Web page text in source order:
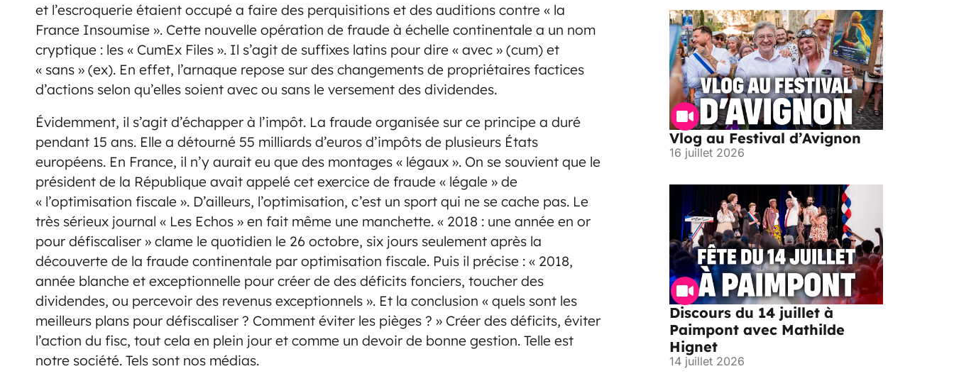
et l’escroquerie étaient occupé a faire des perquisitions et des auditions contre « la
France Insoumise ». Cette nouvelle opération de fraude à échelle continentale a un nom
cryptique : les « CumEx Files ». Il s’agit de suffixes latins pour dire « avec » (cum) et
« sans » (ex). En effet, l’arnaque repose sur des changements de propriétaires factices
d’actions selon qu’elles soient avec ou sans le versement des dividendes.
Évidemment, il s’agit d’échapper à l’impôt. La fraude organisée sur ce principe a duré
pendant 15 ans. Elle a détourné 55 milliards d’euros d’impôts de plusieurs États
européens. En France, il n’y aurait eu que des montages « légaux ». On se souvient que le
président de la République avait appelé cet exercice de fraude « légale » de
« l’optimisation fiscale ». D’ailleurs, l’optimisation, c’est un sport qui ne se cache pas. Le
très sérieux journal « Les Echos » en fait même une manchette. « 2018 : une année en or
pour défiscaliser » clame le quotidien le 26 octobre, six jours seulement après la
découverte de la fraude continentale par optimisation fiscale. Puis il précise : « 2018,
année blanche et exceptionnelle pour créer de des déficits fonciers, toucher des
dividendes, ou percevoir des revenus exceptionnels ». Et la conclusion « quels sont les
meilleurs plans pour défiscaliser ? Comment éviter les pièges ? » Créer des déficits, éviter
l’action du fisc, tout cela en plein jour et comme un devoir de bonne gestion. Telle est
notre société. Tels sont nos médias.
Vlog au Festival d’Avignon
16 juillet 2026
Discours du 14 juillet à
Paimpont avec Mathilde
Hignet
14 juillet 2026